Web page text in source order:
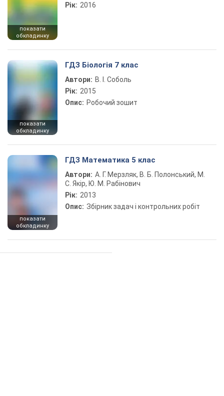
показати
обкладинку
Рік: 2016
показати
обкладинку
ГДЗ Біологія 7 клас
Автори: В. І. Соболь
Рік: 2015
Опис: Робочий зошит
показати
обкладинку
ГДЗ Математика 5 клас
Автори: А. Г. Мерзляк, В. Б. Полонський, М.
С. Якір, Ю. М. Рабінович
Рік: 2013
Опис: Збірник задач і контрольних робіт